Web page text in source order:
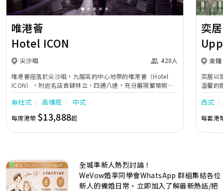
唯港薈
Hotel ICON
尖沙咀
420人
唯港薈座落於尖沙咀，九龍區的中心地帶的唯港薈（Hotel
ICON），附近名店食肆林立，四通八達，充分展現繁華鬧巿
中的活力個性，成為一眾準新人舉辦婚宴的熱門之選。專業團
隊由策劃統籌至所有婚宴每個細節，唯港薈都力臻完美，保證
讓您留下獨特的醉人回憶。 擁有時尚高樓頂的Silverbox宴會
廳，配置了全套先進的視聽影音及燈光設備配套，並採用極富
現代時尚感的水晶玻璃燈，演繹出與別不同的經典神韻。不論
準新人的個性及預算﹔保證為您打造夢寐以求的特別日子，令
賓客永誌難忘！
無柱式 高樓底 中式
每席港幣 $13,888起
奕居
金鐘
奕居以
溫馨的
團隊會
西式
每套港
全城準新人熱烈討論！
WeVow婚享同學會WhatsApp 群組集結各位
新人的備婚日常，立即加入了解最新熱話/把